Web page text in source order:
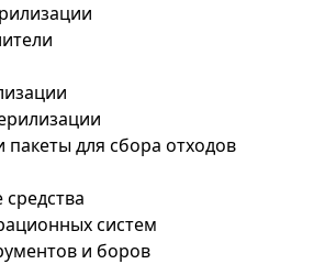
для сбора отходов
систем
и боров